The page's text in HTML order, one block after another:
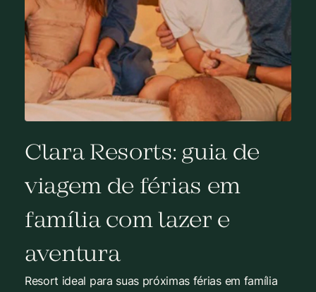
Clara Resorts: guia de
viagem de férias em
família com lazer e
aventura
Resort ideal para suas próximas férias em família